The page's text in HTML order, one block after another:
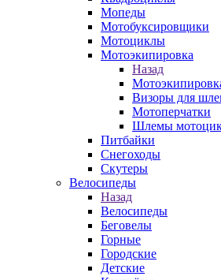
Мопеды
Мотобуксировщики
Мотоциклы
Мотоэкипировка
Назад
Визоры для
Мотоперчатки
Шлемы
Питбайки
Снегоходы
Скутеры
Велосипеды
Назад
Велосипеды
Беговелы
Горные
Городские
Детские